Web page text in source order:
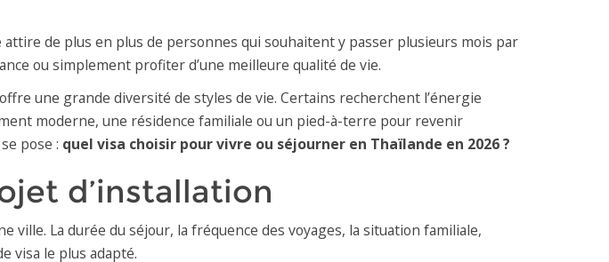
attire de plus en plus de personnes qui souhaitent y passer plusieurs mois par
ou simplement profiter d’une meilleure qualité de vie.
une grande diversité de styles de vie. Certains recherchent l’énergie
moderne, une résidence familiale ou un pied-à-terre pour revenir
pose : quel visa choisir pour vivre ou séjourner en Thaïlande en 2026 ?
d’installation
ville. La durée du séjour, la fréquence des voyages, la situation familiale,
visa le plus adapté.